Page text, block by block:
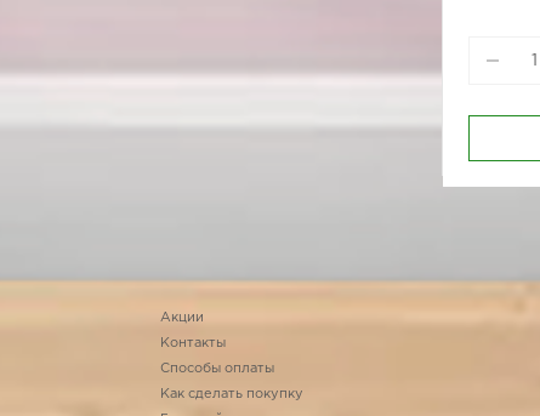
Акции
Контакты
Способы оплаты
Как сделать покупку